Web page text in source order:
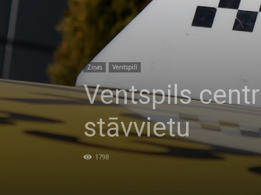
Ziņas Ventspilī
Ventspils
stāvvietu
1798